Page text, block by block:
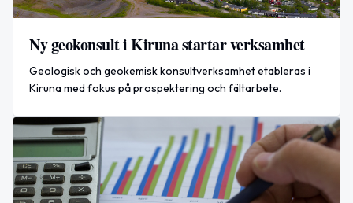
Ny geokonsult i Kiruna startar verksamhet
Geologisk och geokemisk konsultverksamhet etableras i
Kiruna med fokus på prospektering och fältarbete.